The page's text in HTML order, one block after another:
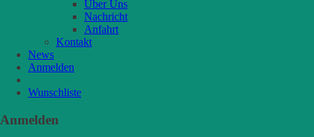
Über Uns
Nachricht
Anfahrt
Kontakt
News
Anmelden
Wunschliste
Anmelden